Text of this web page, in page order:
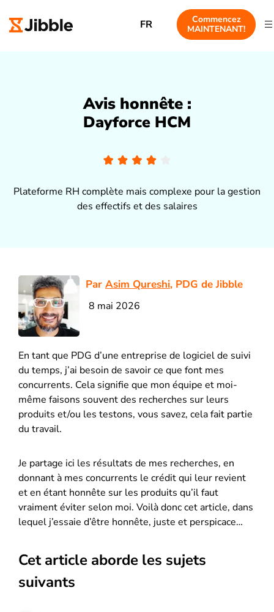
FR
Commencez
MAINTENANT!
Avis honnête :
Dayforce HCM
Plateforme RH complète mais complexe pour la gestion
des effectifs et des salaires
Par Asim Qureshi, PDG de Jibble
8 mai 2026
En tant que PDG d’une entreprise de logiciel de suivi
du temps, j’ai besoin de savoir ce que font mes
concurrents. Cela signifie que mon équipe et moi-
même faisons souvent des recherches sur leurs
produits et/ou les testons, vous savez, cela fait partie
du travail.
Je partage ici les résultats de mes recherches, en
donnant à mes concurrents le crédit qui leur revient
et en étant honnête sur les produits qu’il faut
vraiment éviter selon moi. Voilà donc cet article, dans
lequel j’essaie d’être honnête, juste et perspicace…
Cet article aborde les sujets
suivants